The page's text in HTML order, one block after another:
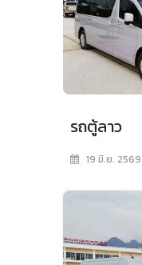
รถตู้ลาว
19 มิ.ย. 2569